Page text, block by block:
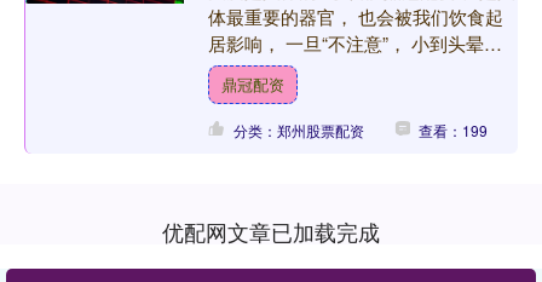
体最重要的器官， 也会被我们饮食起
居影响， 一旦“不注意”， 小到头晕、
头痛，大到脑出血、脑血栓， 就可能
会接踵而至…… ....
鼎冠配资
分类：郑州股票配资 查看：199
优配网文章已加载完成